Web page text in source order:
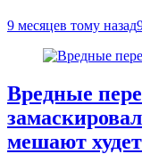
9 месяцев тому назад
Вредные
мешают